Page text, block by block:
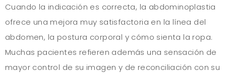
Cuando la indicación es correcta, la abdominoplastia
ofrece una mejora muy satisfactoria en la línea del
abdomen, la postura corporal y cómo sienta la ropa.
Muchas pacientes refieren además una sensación de
mayor control de su imagen y de reconciliación con su